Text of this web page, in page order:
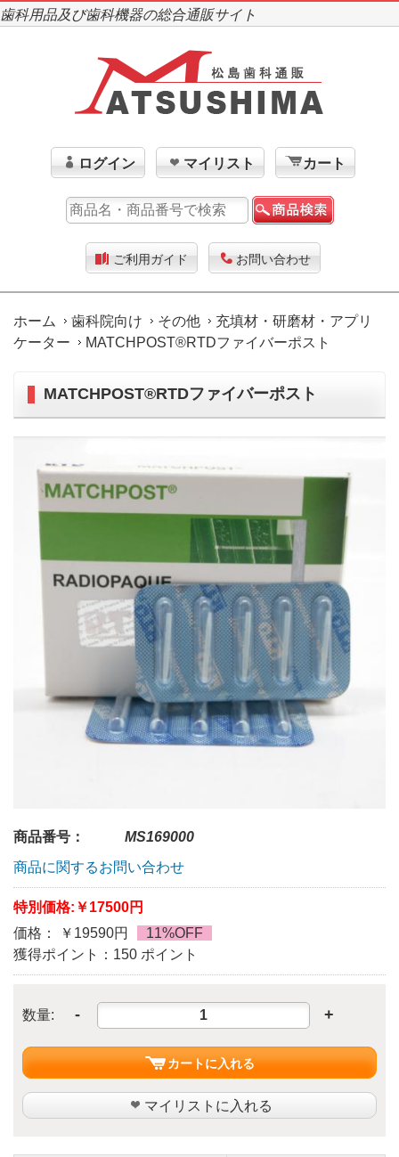
歯科用品及び歯科機器の総合通販サイト
ログイン マイリスト カート
ご利用ガイド お問い合わせ
ホーム 歯科院向け その他
充填材・研磨材・アプリ
ケーター
MATCHPOST®RTDファイバーポスト
MATCHPOST®RTDファイバーポスト
商品番号：
MS169000
商品に関するお問い合わせ
特別価格: ￥17500円
価格： ￥19590円
11%OFF
獲得ポイント：150 ポイント
数量: - +
カートに入れる
マイリストに入れる